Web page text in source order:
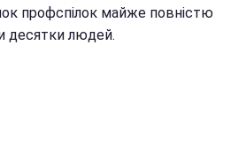
профспілок майже повністю
десятки людей.